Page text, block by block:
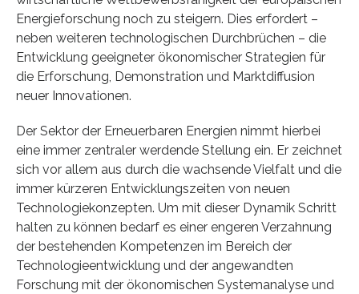
Energieforschung noch zu steigern. Dies erfordert –
neben weiteren technologischen Durchbrüchen – die
Entwicklung geeigneter ökonomischer Strategien für
die Erforschung, Demonstration und Marktdiffusion
neuer Innovationen.
Der Sektor der Erneuerbaren Energien nimmt hierbei
eine immer zentraler werdende Stellung ein. Er zeichnet
sich vor allem aus durch die wachsende Vielfalt und die
immer kürzeren Entwicklungszeiten von neuen
Technologiekonzepten. Um mit dieser Dynamik Schritt
halten zu können bedarf es einer engeren Verzahnung
der bestehenden Kompetenzen im Bereich der
Technologieentwicklung und der angewandten
Forschung mit der ökonomischen Systemanalyse und